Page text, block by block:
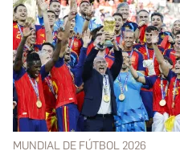
MUNDIAL DE FÚTBOL 2026